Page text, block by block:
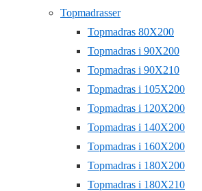
Topmadrasser
Topmadras 80X200
Topmadras i 90X200
Topmadras i 90X210
Topmadras i 105X200
Topmadras i 120X200
Topmadras i 140X200
Topmadras i 160X200
Topmadras i 180X200
Topmadras i 180X210